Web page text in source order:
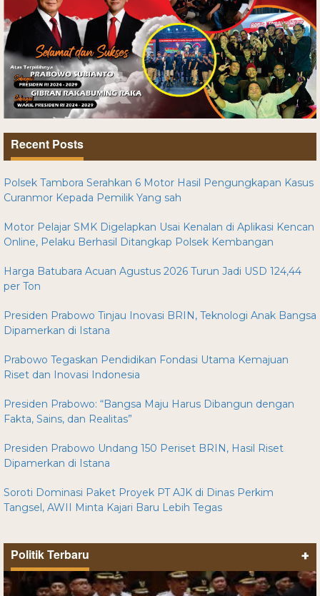
Recent Posts
Polsek Tambora Serahkan 6 Motor Hasil Pengungkapan Kasus
Curanmor Kepada Pemilik Yang sah
Motor Pelajar SMK Digelapkan Usai Kenalan di Aplikasi Kencan
Online, Pelaku Berhasil Ditangkap Polsek Kembangan
Harga Batubara Acuan Agustus 2026 Turun Jadi USD 124,44
per Ton
Presiden Prabowo Tinjau Inovasi BRIN, Teknologi Anak Bangsa
Dipamerkan di Istana
Prabowo Tegaskan Pendidikan Fondasi Utama Kemajuan
Riset dan Inovasi Indonesia
Presiden Prabowo: “Bangsa Maju Harus Dibangun dengan
Fakta, Sains, dan Realitas”
Presiden Prabowo Undang 150 Periset BRIN, Hasil Riset
Dipamerkan di Istana
Soroti Dominasi Paket Proyek PT AJK di Dinas Perkim
Tangsel, AWII Minta Kajari Baru Lebih Tegas
Politik Terbaru +